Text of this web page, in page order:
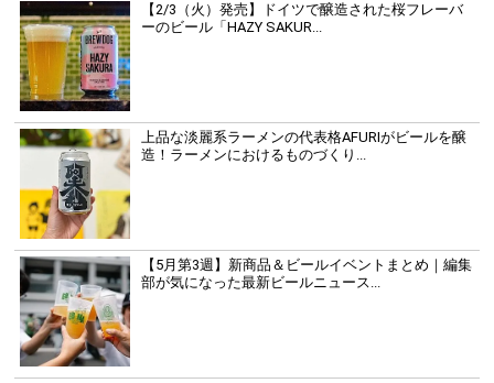
【2/3（火）発売】ドイツで醸造された桜フレーバ
ーのビール「HAZY SAKUR...
上品な淡麗系ラーメンの代表格AFURIがビールを醸
造！ラーメンにおけるものづくり...
【5月第3週】新商品＆ビールイベントまとめ｜編集
部が気になった最新ビールニュース...